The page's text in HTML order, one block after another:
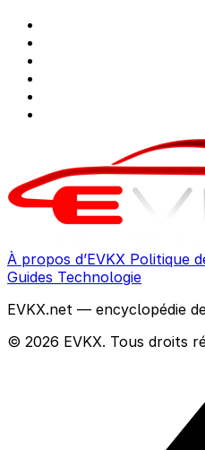
À propos d’EVKX Politique
Guides Technologie
EVKX.net — encyclopédie
© 2026 EVKX. Tous droits